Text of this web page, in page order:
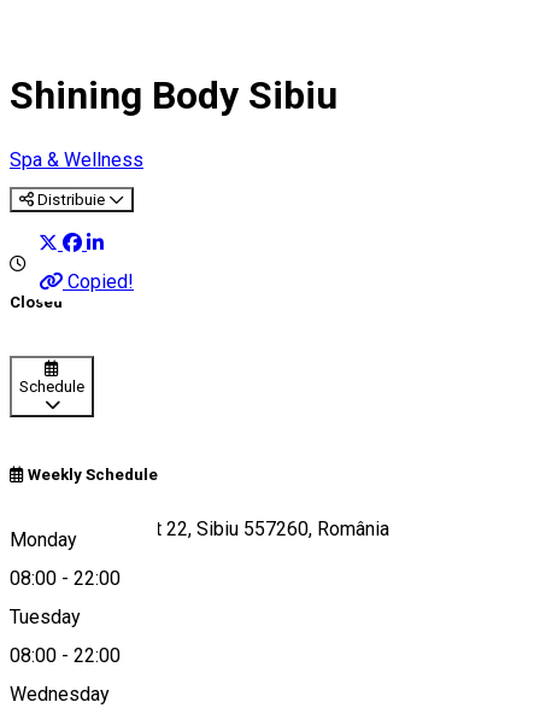
Shining Body Sibiu
Spa & Wellness
Distribuie
Copied!
Closed
Schedule
Weekly Schedule
Monday
08:00 - 22:00
Tuesday
08:00 - 22:00
Wednesday
Str. Școala de Înot 22, Sibiu 557260, România
Map